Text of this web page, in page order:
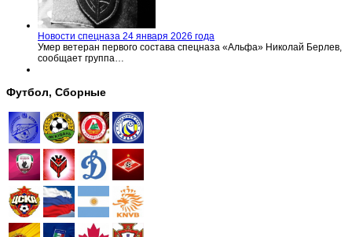
Новости спецназа 24 января 2026 года
Умер ветеран первого состава спецназа «Альфа» Николай Берлев,
сообщает группа…
Футбол, Сборные